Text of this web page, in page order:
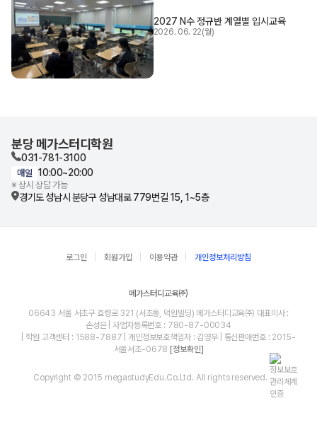
2027 N수 정규반 계열별 입시교육
2026. 06. 22(월)
분당 메가스터디학원
031-781-3100
매일 10:00~20:00
※ 상시 상담 가능
경기도 성남시 분당구 성남대로 779번길 15, 1~5층
로그인 회원가입 이용약관 개인정보처리방침
메가스터디교육㈜
06643 서울 서초구 효령로 321 (서초동, 덕원빌딩) 메가스터디교육㈜ 대표이사 :
손성은 | 사업자등록번호 : 780-87-00034
| 학원 고객센터 : 1588-7887 | 개인정보보호책임자 : 김영무 | 통신판매번호 : 2015-
서울서초-0678 [정보확인]
Copyright © 2015 megastudyEdu.Co.Ltd. All rights reserved.